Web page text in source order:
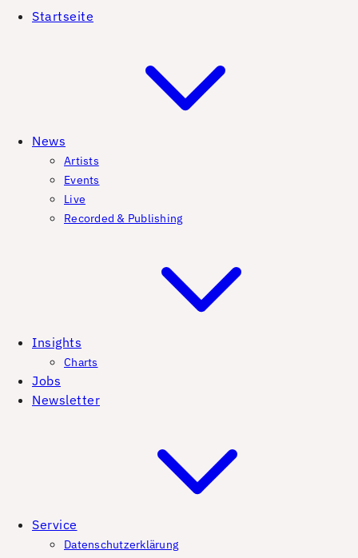
Startseite
News
Artists
Events
Live
Recorded & Publishing
Insights
Charts
Jobs
Newsletter
Service
Datenschutzerklärung